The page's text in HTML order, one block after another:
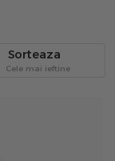
Sorteaza
Cele mai ieftine